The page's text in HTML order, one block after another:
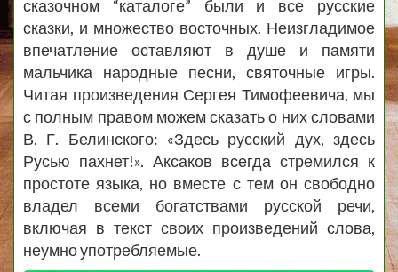
сказочном “каталоге” были и все русские
сказки, и множество восточных. Неизгладимое
впечатление оставляют в душе и памяти
мальчика народные песни, святочные игры.
Читая произведения Сергея Тимофеевича, мы
с полным правом можем сказать о них словами
В. Г. Белинского: «Здесь русский дух, здесь
Русью пахнет!». Аксаков всегда стремился к
простоте языка, но вместе с тем он свободно
владел всеми богатствами русской речи,
включая в текст своих произведений слова,
неумно употребляемые.